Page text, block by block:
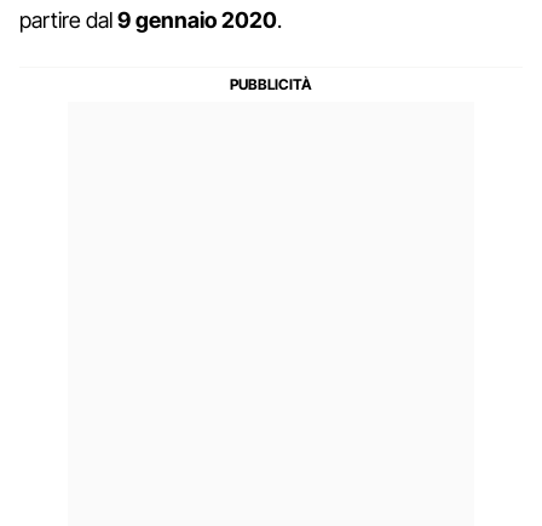
partire dal9 gennaio 2020.